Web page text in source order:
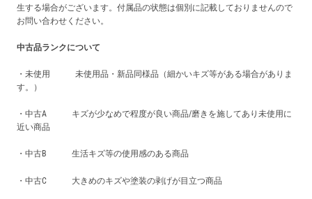
生する場合がございます。付属品の状態は個別に記載しておりませんので
お問い合わせください。
中古品ランクについて
・未使用 未使用品・新品同様品（細かいキズ等がある場合がありま
す。）
・中古A キズが少なめで程度が良い商品/磨きを施してあり未使用に
近い商品
・中古B 生活キズ等の使用感のある商品
・中古C 大きめのキズや塗装の剥げが目立つ商品